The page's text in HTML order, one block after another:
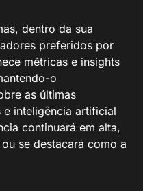
dentro da sua
preferidos por
métricas e insights
o
as últimas
inteligência artificial
continuará em alta,
se destacará como a